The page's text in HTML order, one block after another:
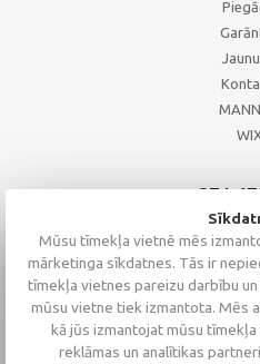
+371
+371
+371
Mūsu tīmekļa vietnē mēs
mārketinga sīkdatnes. Tās ir
tīmekļa vietnes pareizu darbību
mūsu vietne tiek izmantota. Mēs
kā jūs izmantojat mūsu
reklāmas un analītikas